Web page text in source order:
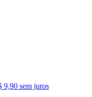
9,90 sem juros